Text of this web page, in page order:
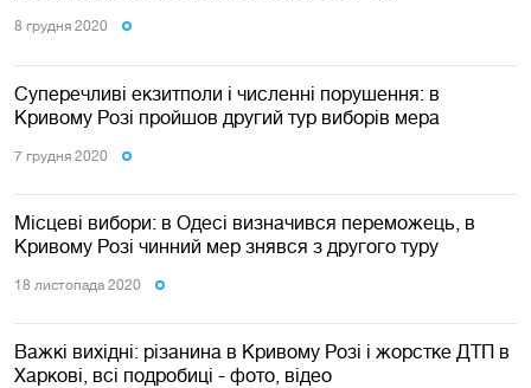
8 грудня 2020
Суперечливі екзитполи і численні порушення: в
Кривому Розі пройшов другий тур виборів мера
7 грудня 2020
Місцеві вибори: в Одесі визначився переможець, в
Кривому Розі чинний мер знявся з другого туру
18 листопада 2020
Важкі вихідні: різанина в Кривому Розі і жорстке ДТП в
Харкові, всі подробиці - фото, відео